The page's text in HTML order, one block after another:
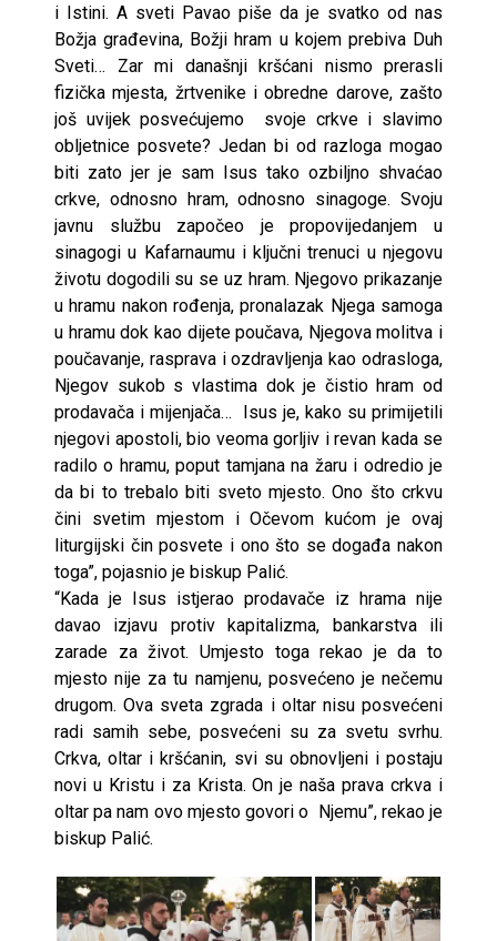
i Istini. A sveti Pavao piše da je svatko od nas
Božja građevina, Božji hram u kojem prebiva Duh
Sveti… Zar mi današnji kršćani nismo prerasli
fizička mjesta, žrtvenike i obredne darove, zašto
još uvijek posvećujemo svoje crkve i slavimo
obljetnice posvete? Jedan bi od razloga mogao
biti zato jer je sam Isus tako ozbiljno shvaćao
crkve, odnosno hram, odnosno sinagoge. Svoju
javnu službu započeo je propovijedanjem u
sinagogi u Kafarnaumu i ključni trenuci u njegovu
životu dogodili su se uz hram. Njegovo prikazanje
u hramu nakon rođenja, pronalazak Njega samoga
u hramu dok kao dijete poučava, Njegova molitva i
poučavanje, rasprava i ozdravljenja kao odrasloga,
Njegov sukob s vlastima dok je čistio hram od
prodavača i mijenjača… Isus je, kako su primijetili
njegovi apostoli, bio veoma gorljiv i revan kada se
radilo o hramu, poput tamjana na žaru i odredio je
da bi to trebalo biti sveto mjesto. Ono što crkvu
čini svetim mjestom i Očevom kućom je ovaj
liturgijski čin posvete i ono što se događa nakon
toga”, pojasnio je biskup Palić.
“Kada je Isus istjerao prodavače iz hrama nije
davao izjavu protiv kapitalizma, bankarstva ili
zarade za život. Umjesto toga rekao je da to
mjesto nije za tu namjenu, posvećeno je nečemu
drugom. Ova sveta zgrada i oltar nisu posvećeni
radi samih sebe, posvećeni su za svetu svrhu.
Crkva, oltar i kršćanin, svi su obnovljeni i postaju
novi u Kristu i za Krista. On je naša prava crkva i
oltar pa nam ovo mjesto govori o Njemu”, rekao je
biskup Palić.